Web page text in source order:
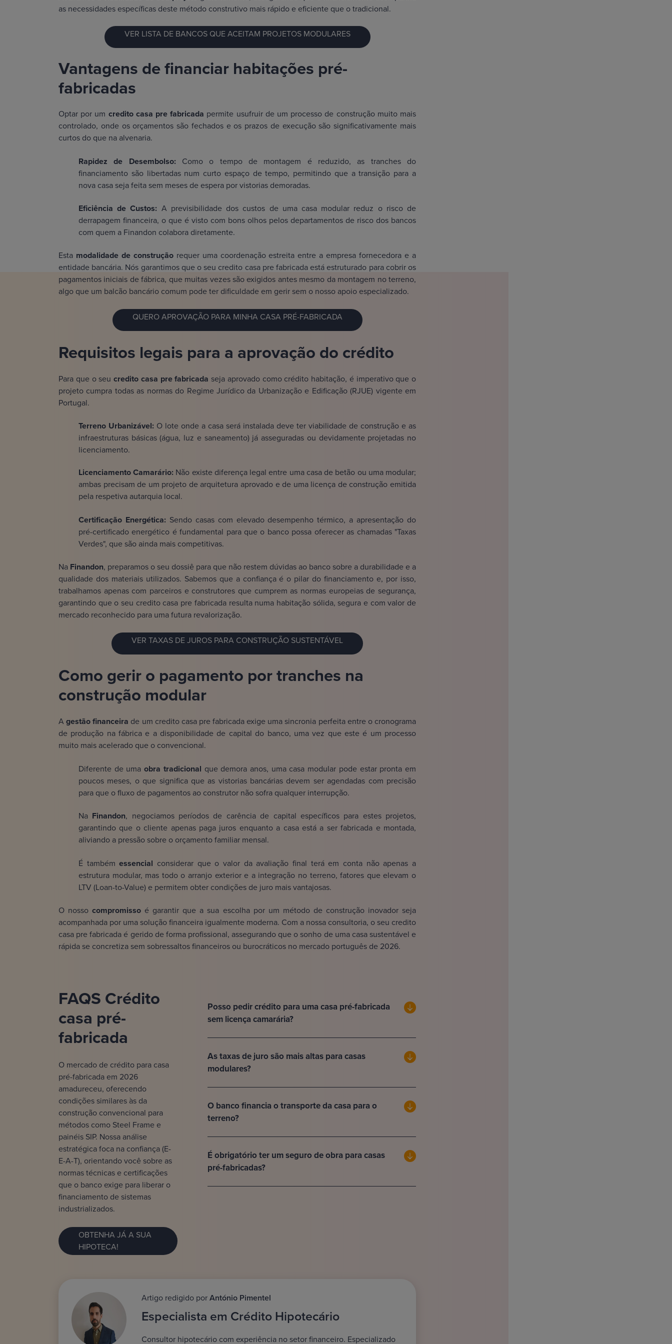
as necessidades específicas deste método construtivo mais rápido e eficiente que o tradicional.
VER LISTA DE BANCOS QUE ACEITAM PROJETOS MODULARES
Vantagens de financiar habitações pré-
fabricadas
Optar por um credito casa pre fabricada permite usufruir de um processo de construção muito mais
controlado, onde os orçamentos são fechados e os prazos de execução são significativamente mais
curtos do que na alvenaria.
Rapidez de Desembolso: Como o tempo de montagem é reduzido, as tranches do
financiamento são libertadas num curto espaço de tempo, permitindo que a transição para a
nova casa seja feita sem meses de espera por vistorias demoradas.
Eficiência de Custos: A previsibilidade dos custos de uma casa modular reduz o risco de
derrapagem financeira, o que é visto com bons olhos pelos departamentos de risco dos bancos
com quem a Finandon colabora diretamente.
Esta modalidade de construçãorequer uma coordenação estreita entre a empresa fornecedora e a
entidade bancária. Nós garantimos que o seu credito casa pre fabricada está estruturado para cobrir os
pagamentos iniciais de fábrica, que muitas vezes são exigidos antes mesmo da montagem no terreno,
algo que um balcão bancário comum pode ter dificuldade em gerir sem o nosso apoio especializado.
QUERO APROVAÇÃO PARA MINHA CASA PRÉ-FABRICADA
Requisitos legais para a aprovação do crédito
Para que o seu credito casa pre fabricada seja aprovado como crédito habitação, é imperativo que o
projeto cumpra todas as normas do Regime Jurídico da Urbanização e Edificação (RJUE) vigente em
Portugal.
Terreno Urbanizável: O lote onde a casa será instalada deve ter viabilidade de construção e as
infraestruturas básicas (água, luz e saneamento) já asseguradas ou devidamente projetadas no
licenciamento.
Licenciamento Camarário: Não existe diferença legal entre uma casa de betão ou uma modular;
ambas precisam de um projeto de arquitetura aprovado e de uma licença de construção emitida
pela respetiva autarquia local.
Certificação Energética: Sendo casas com elevado desempenho térmico, a apresentação do
pré-certificado energético é fundamental para que o banco possa oferecer as chamadas "Taxas
Verdes", que são ainda mais competitivas.
Na Finandon, preparamos o seu dossiê para que não restem dúvidas ao banco sobre a durabilidade e a
qualidade dos materiais utilizados. Sabemos que a confiança é o pilar do financiamento e, por isso,
trabalhamos apenas com parceiros e construtores que cumprem as normas europeias de segurança,
garantindo que o seu credito casa pre fabricada resulta numa habitação sólida, segura e com valor de
mercado reconhecido para uma futura revalorização.
VER TAXAS DE JUROS PARA CONSTRUÇÃO SUSTENTÁVEL
Como gerir o pagamento por tranches na
construção modular
Agestão financeira de um credito casa pre fabricada exige uma sincronia perfeita entre o cronograma
de produção na fábrica e a disponibilidade de capital do banco, uma vez que este é um processo
muito mais acelerado que o convencional.
Diferente de umaobra tradicional que demora anos, uma casa modular pode estar pronta em
poucos meses, o que significa que as vistorias bancárias devem ser agendadas com precisão
para que o fluxo de pagamentos ao construtor não sofra qualquer interrupção.
Na Finandon, negociamos períodos de carência de capital específicos para estes projetos,
garantindo que o cliente apenas paga juros enquanto a casa está a ser fabricada e montada,
aliviando a pressão sobre o orçamento familiar mensal.
É também essencial considerar que o valor da avaliação final terá em conta não apenas a
estrutura modular, mas todo o arranjo exterior e a integração no terreno, fatores que elevam o
LTV (Loan-to-Value) e permitem obter condições de juro mais vantajosas.
O nosso compromisso é garantir que a sua escolha por um método de construção inovador seja
acompanhada por uma solução financeira igualmente moderna. Com a nossa consultoria, o seu credito
casa pre fabricada é gerido de forma profissional, assegurando que o sonho de uma casa sustentável e
rápida se concretiza sem sobressaltos financeiros ou burocráticos no mercado português de 2026.
FAQS Crédito
casa pré-
fabricada
O mercado de crédito para casa
pré-fabricada em 2026
amadureceu, oferecendo
condições similares às da
construção convencional para
métodos como Steel Frame e
painéis SIP. Nossa análise
estratégica foca na confiança (E-
E-A-T), orientando você sobre as
normas técnicas e certificações
que o banco exige para liberar o
financiamento de sistemas
industrializados.
OBTENHA JÁ A SUA
HIPOTECA!
Posso pedir crédito para uma casa pré-fabricada
sem licença camarária?
As taxas de juro são mais altas para casas
modulares?
O banco financia o transporte da casa para o
terreno?
É obrigatório ter um seguro de obra para casas
pré-fabricadas?
Artigo redigido porAntónio Pimentel
Especialista em Crédito Hipotecário
Consultor hipotecário com experiência no setor financeiro. Especializado